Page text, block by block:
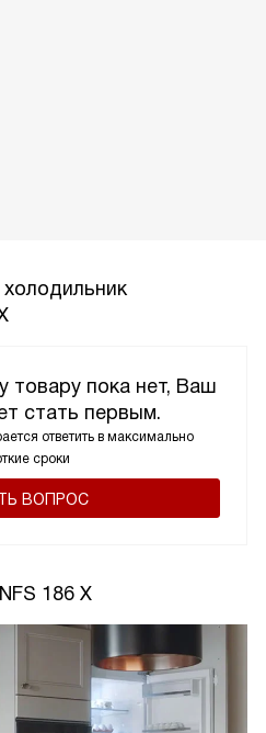
товару пока нет, Ваш
стать первым.
ответить в максимально
сроки
ВОПРОС
186 X